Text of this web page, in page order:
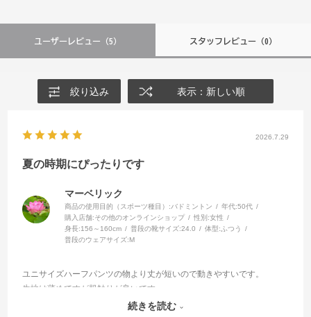
ユーザーレビュー （5） スタッフレビュー（0）
絞り込み 表示：新しい順
2026.7.29
夏の時期にぴったりです
マーベリック
商品の使用目的（スポーツ種目）:バドミントン 年代:50代
購入店舗:その他のオンラインショップ 性別:女性
身長:156～160cm 普段の靴サイズ:24.0 体型:ふつう
普段のウェアサイズ:M
ユニサイズハーフパンツの物より丈が短いので動きやすいです。
生地は薄めですが肌触りが良いです。
洗濯してもすぐに乾くので汗をかきやすい夏に重宝します。
続きを読む